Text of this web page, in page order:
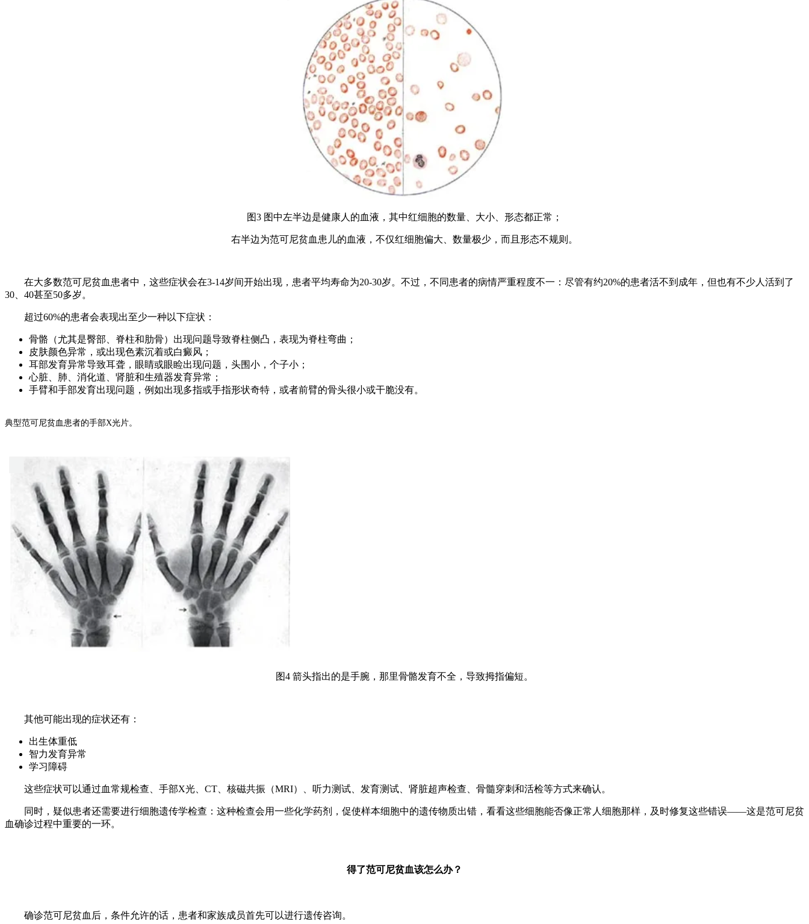
图3 图中左半边是健康人的血液，其中红细胞的数量、大小、形态都正常；
右半边为范可尼贫血患儿的血液，不仅红细胞偏大、数量极少，而且形态不规则。
在大多数范可尼贫血患者中，这些症状会在3-14岁间开始出现，患者平均寿命为20-30岁。不过，不同患者的病情严重程度不一：尽管有约20%的患者活不到成年，但也有不少人活到了
30、40甚至50多岁。
超过60%的患者会表现出至少一种以下症状：
骨骼（尤其是臀部、脊柱和肋骨）出现问题导致脊柱侧凸，表现为脊柱弯曲；​
皮肤颜色异常，或出现色素沉着或白癜风；
耳部发育异常导致耳聋，眼睛或眼睑出现问题，头围小，个子小；
心脏、肺、消化道、肾脏和生殖器发育异常；
手臂和手部发育出现问题，例如出现多指或手指形状奇特，或者前臂的骨头很小或干脆没有。
典型范可尼贫血患者的手部X光片。
图4 箭头指出的是手腕，那里骨骼发育不全，导致拇指偏短。
其他可能出现的症状还有：
出生体重低
智力发育异常
学习障碍
这些症状可以通过血常规检查、手部X光、CT、核磁共振（MRI）、听力测试、发育测试、肾脏超声检查、骨髓穿刺和活检等方式来确认。
同时，疑似患者还需要进行细胞遗传学检查：这种检查会用一些化学药剂，促使样本细胞中的遗传物质出错，看看这些细胞能否像正常人细胞那样，及时修复这些错误——这是范可尼贫
血确诊过程中重要的一环。
得了范可尼贫血该怎么办？
确诊范可尼贫血后，条件允许的话，患者和家族成员首先可以进行遗传咨询。